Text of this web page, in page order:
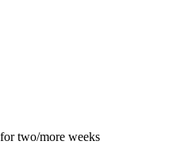
two/more weeks